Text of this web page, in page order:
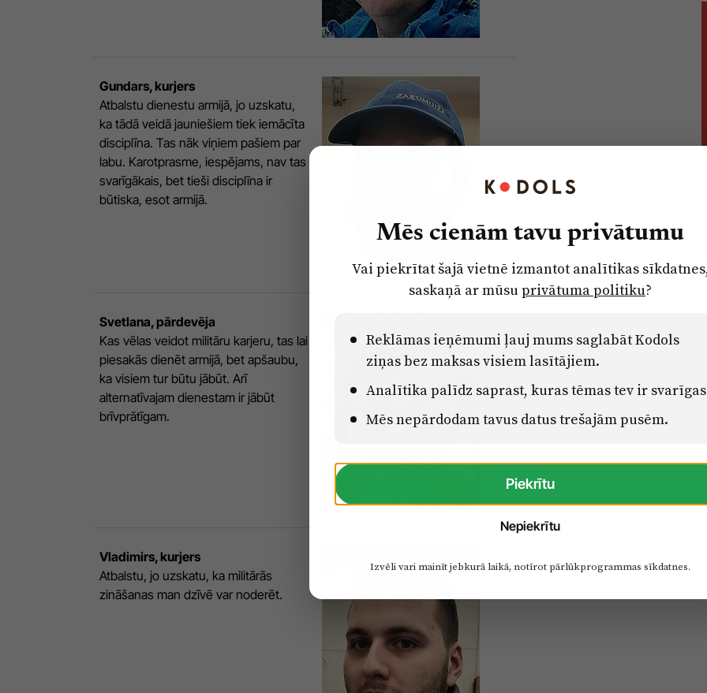
Gundars, kurjers
Atbalstu dienestu armijā, jo uzskatu,
ka tādā veidā jauniešiem tiek iemācīta
disciplīna. Tas nāk viņiem pašiem par
labu. Karotprasme, iespējams, nav tas
svarīgākais, bet tieši disciplīna ir
būtiska, esot armijā.
Svetlana, pārdevēja
Kas vēlas veidot militāru karjeru, tas lai
piesakās dienēt armijā, bet apšaubu,
ka visiem tur būtu jābūt. Arī
alternatīvajam dienestam ir jābūt
brīvprātīgam.
Vladimirs, kurjers
Atbalstu, jo uzskatu, ka militārās
zināšanas man dzīvē var noderēt.
Mēs cienām tavu privātumu
Vai piekrītat šajā vietnē izmantot analītikas
saskaņā ar mūsuprivātuma politiku?
Reklāmas ieņēmumi ļauj mums saglabāt Kodols
ziņas bez maksas visiem lasītājiem.
Analītika palīdz saprast, kuras tēmas tev ir
Mēs nepārdodam tavus datus trešajām pusēm.
Piekrītu
Nepiekrītu
Izvēli vari mainīt jebkurā laikā, notīrot pārlūkprogrammas sīkdatnes.